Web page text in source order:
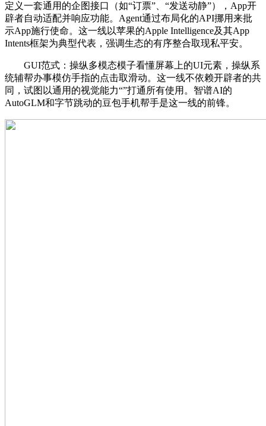
定义一套通用的企图接口（如“订票”、“发送动静”），App开
辟者自动适配并响应功能。Agent通过布局化的API挪用来批
示App施行使命。这一线以苹果的Apple Intelligence及其App
Intents框架为典型代表，强调生态的有序整合取现私平安。
GUI范式：操纵多模态模子看懂屏幕上的UI元素，操纵系
统辅帮办事模仿手指的点击取滑动。这一线不依赖开辟者的共
同，试图以通用的视觉能力“”打通所有使用。智谱AI的
AutoGLM和字节跳动的豆包手机帮手是这一线的前锋。